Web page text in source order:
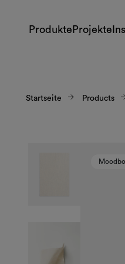
Produkte Projekte
Startseite Products